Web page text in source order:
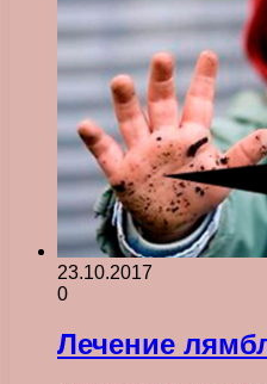
23.10.2017
0
Лечение